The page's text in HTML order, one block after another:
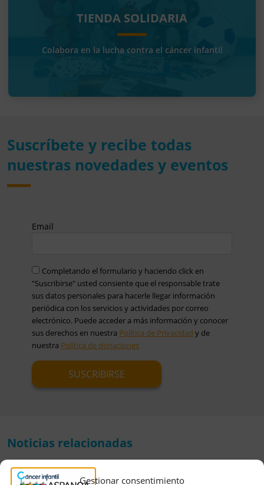
Gestionar consentimiento
TIENDA SOLIDARIA
Colabora en la lucha contra el cáncer infantil
Suscríbete y recibe todas
nuestras novedades y eventos
Email
Completando el formulario y haciendo click en
"Suscribirse" usted consiente que el responsable trate
sus datos personales para hacerle llegar información
periódica con los servicios y actividades por correo
electrónico. Puede acceder a más información y conocer
sus derechos en nuestra Política de Privacidad y de
nuestra Política de donaciones
Noticias relacionadas